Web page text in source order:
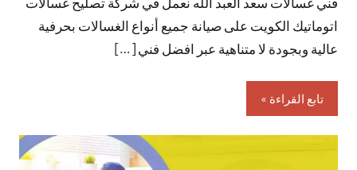
اتوماتيك الكويت على صيانة جميع أنواع الغسالات بحرفية
عالية وبجودة لا متناهية عبر افضل فني […]
تابع القراءة